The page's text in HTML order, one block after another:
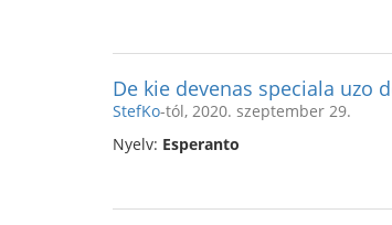
De kie devenas speciala uzo
StefKo-tól, 2020. szeptember 29.
Nyelv: Esperanto